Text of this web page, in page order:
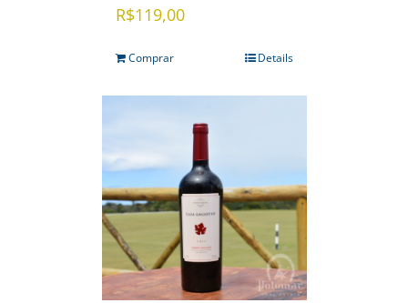
R$119,00
Comprar Details